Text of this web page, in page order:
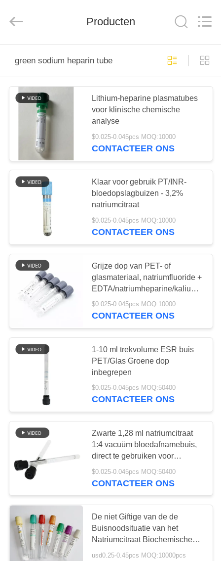
PRODUCTEN
ONGEVEER
FABRIEKSREIS
KWALITEITSCONTROLE
CONTACTEER
ONS
VERZOEK
OM
EEN
SITEMAP
PRIVACY
POLICY
Devices
Producten
green sodium heparin tube
Lithium-heparine plasmatubes
voor klinische chemische
analyse
$0.025-0.045pcs MOQ:10000
CONTACTEER ONS
Klaar voor gebruik PT/INR-
bloedopslagbuizen - 3,2%
natriumcitraat
$0.025-0.045pcs MOQ:10000
CONTACTEER ONS
Grijze dop van PET- of
glasmateriaal, natriumfluoride +
EDTA/natriumheparine/
eenmalig
vacuümbloedverzamelbuis,
$0.025-0.045pcs MOQ:10000
CONTACTEER ONS
1-10 ml trekvolume ESR buis
PET/Glas Groene dop
inbegrepen
$0.025-0.045pcs MOQ:50400
CONTACTEER ONS
Zwarte 1,28 ml natriumcitraat
1:4 vacuüm bloedafnamebuis,
direct te gebruiken voor
machinaal testen
$0.025-0.045pcs MOQ:50400
CONTACTEER ONS
De niet Giftige van de de
Buisnoodsituatie van het
Natriumcitraat Biochemische
Tests aan Zuidoost-Azië
usd0.25-0.45pcs MOQ:10000pcs